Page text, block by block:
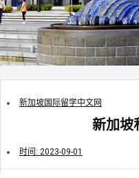
新加坡国际留学中文网
新加坡
时间: 2023-09-01